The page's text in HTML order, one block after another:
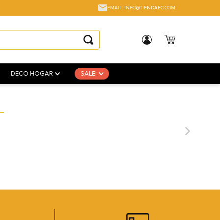
EMAIL: INFO@TIENDAFC.COM
DECO HOGAR SALE!